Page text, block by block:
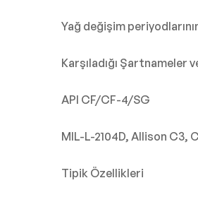
Yağ değişim
Karşıladığı Şartnameler
API CF/CF-4/SG
MIL-L-2104D, Allison C3,
Tipik Özellikleri